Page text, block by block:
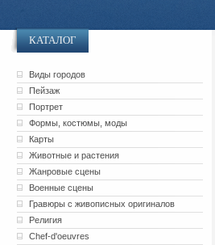
КАТАЛОГ
Виды городов
Пейзаж
Портрет
Формы, костюмы, моды
Карты
Животные и растения
Жанровые сцены
Военные сцены
Гравюры с живописных оригиналов
Религия
Chef-d'oeuvres